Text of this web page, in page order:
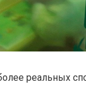
реальных